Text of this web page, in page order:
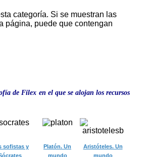
categoría. Si se muestran las
página, puede que contengan
de Filex en el que se alojan los recursos
sofistas y
Platón. Un
mundo
Aristóteles. Un
mundo